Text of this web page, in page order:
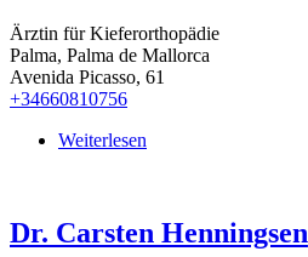
Ärztin für Kieferorthopädie
Palma, Palma de Mallorca
Avenida Picasso, 61
+34660810756
Weiterlesen
Dr. Carsten Henningsen